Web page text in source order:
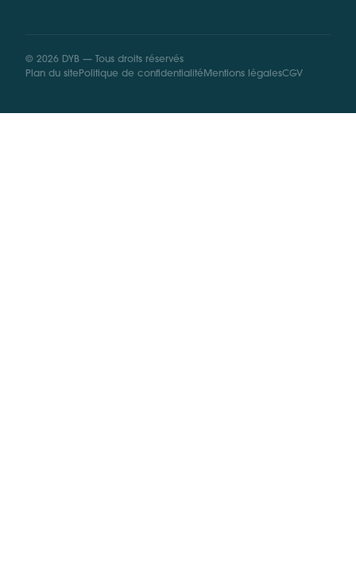
© 2026 DYB —
Tous droits réservés
Plan du site Politique de confidentialité Mentions légalesCGV